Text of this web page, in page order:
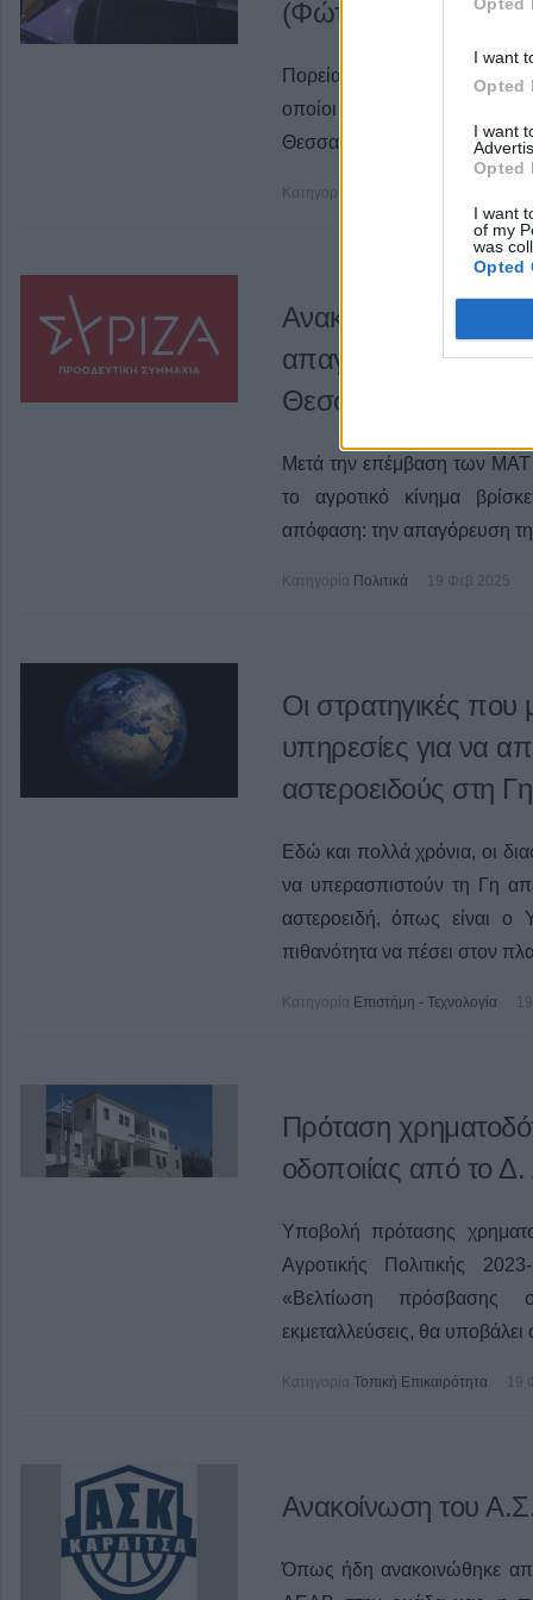
I want
Opted
I want
Opted
I want
of my
was
Opted
(Φώτο+Βίντεο)
Πορεία ξεκίνησαν λίγο πριν
οποίοι ήταν
Θεσσαλονίκη.
Κατηγορία
Ανακοίνωση της
απαγόρευση της
Θεσσαλονίκη
Μετά την επέμβαση των
το αγροτικό κίνημα
απόφαση: την απαγόρευση
Κατηγορία Πολιτικά 19 Φεβ 2025
Οι στρατηγικές που
υπηρεσίες για να
αστεροειδούς στη Γη
Εδώ και πολλά χρόνια, οι
να υπερασπιστούν τη Γη
αστεροειδή, όπως είναι ο
πιθανότητα να πέσει στον
Κατηγορία Επιστήμη - Τεχνολογία
Πρόταση
οδοποιίας από το
Υποβολή πρότασης
Αγροτικής Πολιτικής
«Βελτίωση πρόσβασης
εκμεταλλεύσεις, θα
Κατηγορία Τοπική Επικαιρότητα 19
Ανακοίνωση του
Όπως ήδη ανακοινώθηκε